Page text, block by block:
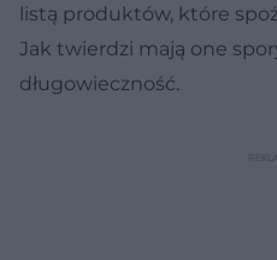
listą produktów, które
Jak twierdzi mają one
długowieczność.